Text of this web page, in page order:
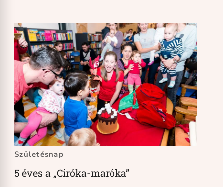
Születésnap
5 éves a „Ciróka-maróka”